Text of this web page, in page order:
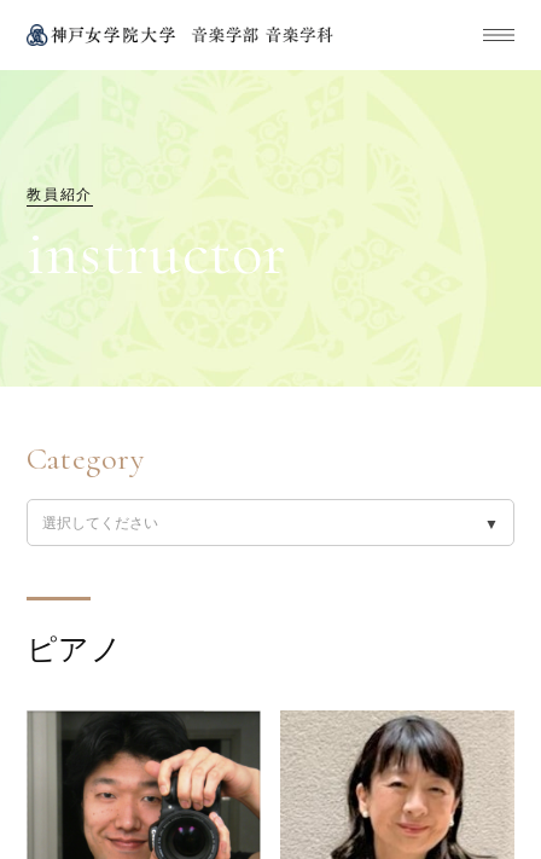
教員紹介
instructor
Category
ピアノ